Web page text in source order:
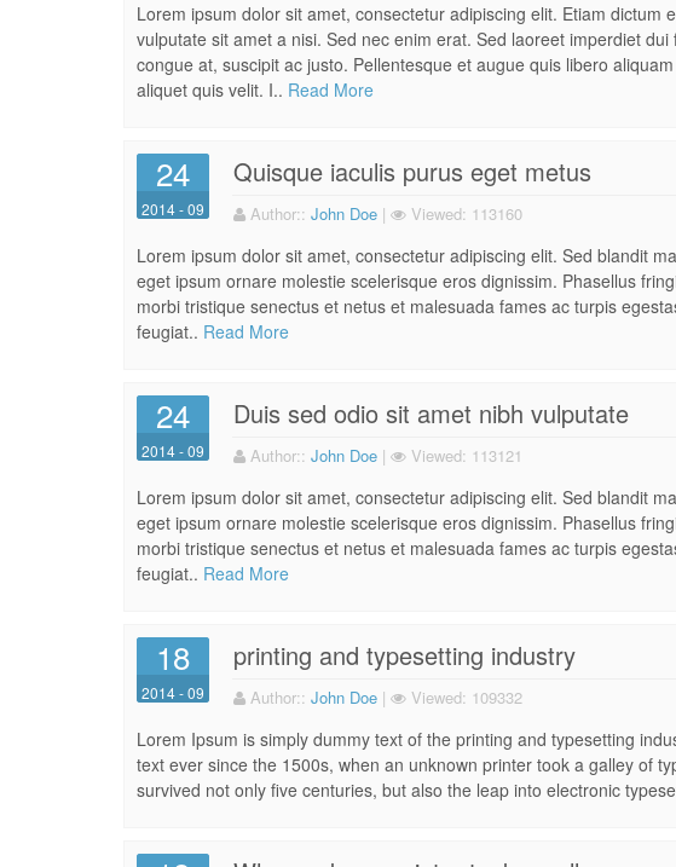
Lorem ipsum dolor sit amet, consectetur adipiscing elit. Etiam
vulputate sit amet a nisi. Sed nec enim erat. Sed laoreet imperdiet
congue at, suscipit ac justo. Pellentesque et augue quis libero
aliquet quis velit. I.. Read More
24
2014 - 09
Quisque iaculis purus eget metus
Author:: John Doe | Viewed: 113160
Lorem ipsum dolor sit amet, consectetur adipiscing elit. Sed blandit
eget ipsum ornare molestie scelerisque eros dignissim. Phasellus
morbi tristique senectus et netus et malesuada fames ac turpis
feugiat.. Read More
24
2014 - 09
Duis sed odio sit amet nibh vulputate
Author:: John Doe | Viewed: 113121
Lorem ipsum dolor sit amet, consectetur adipiscing elit. Sed blandit
eget ipsum ornare molestie scelerisque eros dignissim. Phasellus
morbi tristique senectus et netus et malesuada fames ac turpis
feugiat.. Read More
18
2014 - 09
printing and typesetting industry
Author:: John Doe | Viewed: 109332
Lorem Ipsum is simply dummy text of the printing and typesetting
text ever since the 1500s, when an unknown printer took a galley of
survived not only five centuries, but also the leap into electronic